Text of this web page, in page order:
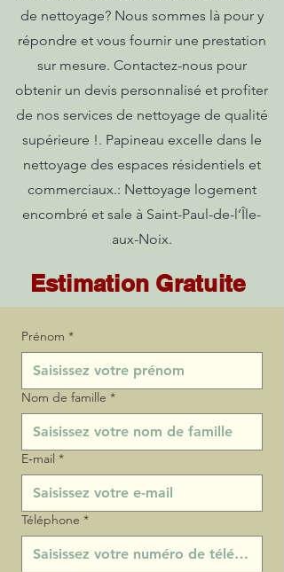
de nettoyage? Nous sommes là pour y
répondre et vous fournir une prestation
sur mesure. Contactez-nous pour
obtenir un devis personnalisé et profiter
de nos services de nettoyage de qualité
supérieure !. Papineau excelle dans le
nettoyage des espaces résidentiels et
commerciaux.: Nettoyage logement
encombré et sale à Saint-Paul-de-l’Île-
aux-Noix.
Estimation Gratuite
Prénom *
Nom de famille *
E‑mail *
Téléphone *